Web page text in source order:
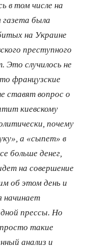
в том числе на
газета была
на Украине
преступного
случилось не
французские
ставят вопрос о
киевскому
почему
а «сыпет» в
больше денег,
на совершение
об этом день и
начинает
прессы. Но
такие
анализ и